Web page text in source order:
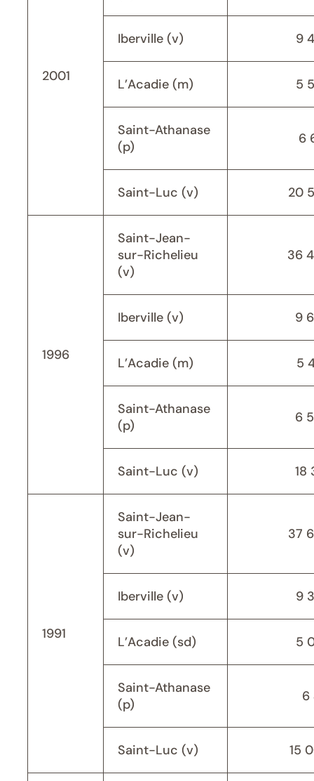
2001
Iberville (v) 9
L’Acadie (m) 5
Saint-Athanase
(p)
6
Saint-Luc (v) 20
1996
Saint-Jean-
sur-Richelieu
(v)
36
Iberville (v) 9
L’Acadie (m) 5
Saint-Athanase
(p)
6
Saint-Luc (v) 18
1991
Saint-Jean-
sur-Richelieu
(v)
37
Iberville (v) 9
L’Acadie (sd) 5
Saint-Athanase
(p)
6
Saint-Luc (v) 15